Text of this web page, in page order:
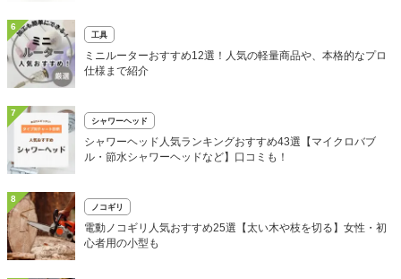
6
工具
ミニルーターおすすめ12選！人気の軽量商品や、本格的なプロ
仕様まで紹介
7
シャワーヘッド
シャワーヘッド人気ランキングおすすめ43選【マイクロバブ
ル・節水シャワーヘッドなど】口コミも！
8
ノコギリ
電動ノコギリ人気おすすめ25選【太い木や枝を切る】女性・初
心者用の小型も